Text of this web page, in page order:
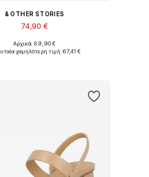
& OTHER STORIES
74,90 €
μεγέθη: 34, 36, 38, 40, 42
Αρχικά: 89,90 €
χαμηλότερη τιμή:67,41 €